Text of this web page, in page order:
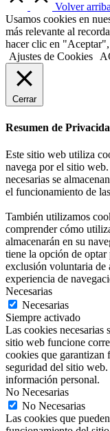
Volver
Usamos cookies en
más relevante al
hacer clic en
Ajustes de Cookies
Cerrar
Resumen de
Este sitio web utiliza
navega por el sitio
necesarias se
el funcionamiento de
También utilizamos
comprender cómo
almacenarán en su
tiene la opción de optar
exclusión voluntaria de
experiencia de
Necesarias
Necesarias
Siempre activado
Las cookies necesarias
sitio web funcione
cookies que garantizan
seguridad del sitio
información personal.
No Necesarias
No Necesarias
Las cookies que